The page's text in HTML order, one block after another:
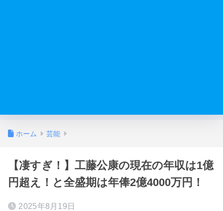
ホーム 芸能
【凄すぎ！】工藤公康の現在の年収は1億
円超え！と全盛期は年俸2億4000万円！
2025年8月19日